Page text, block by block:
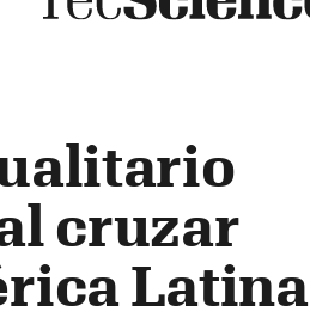
cruzar
Latina